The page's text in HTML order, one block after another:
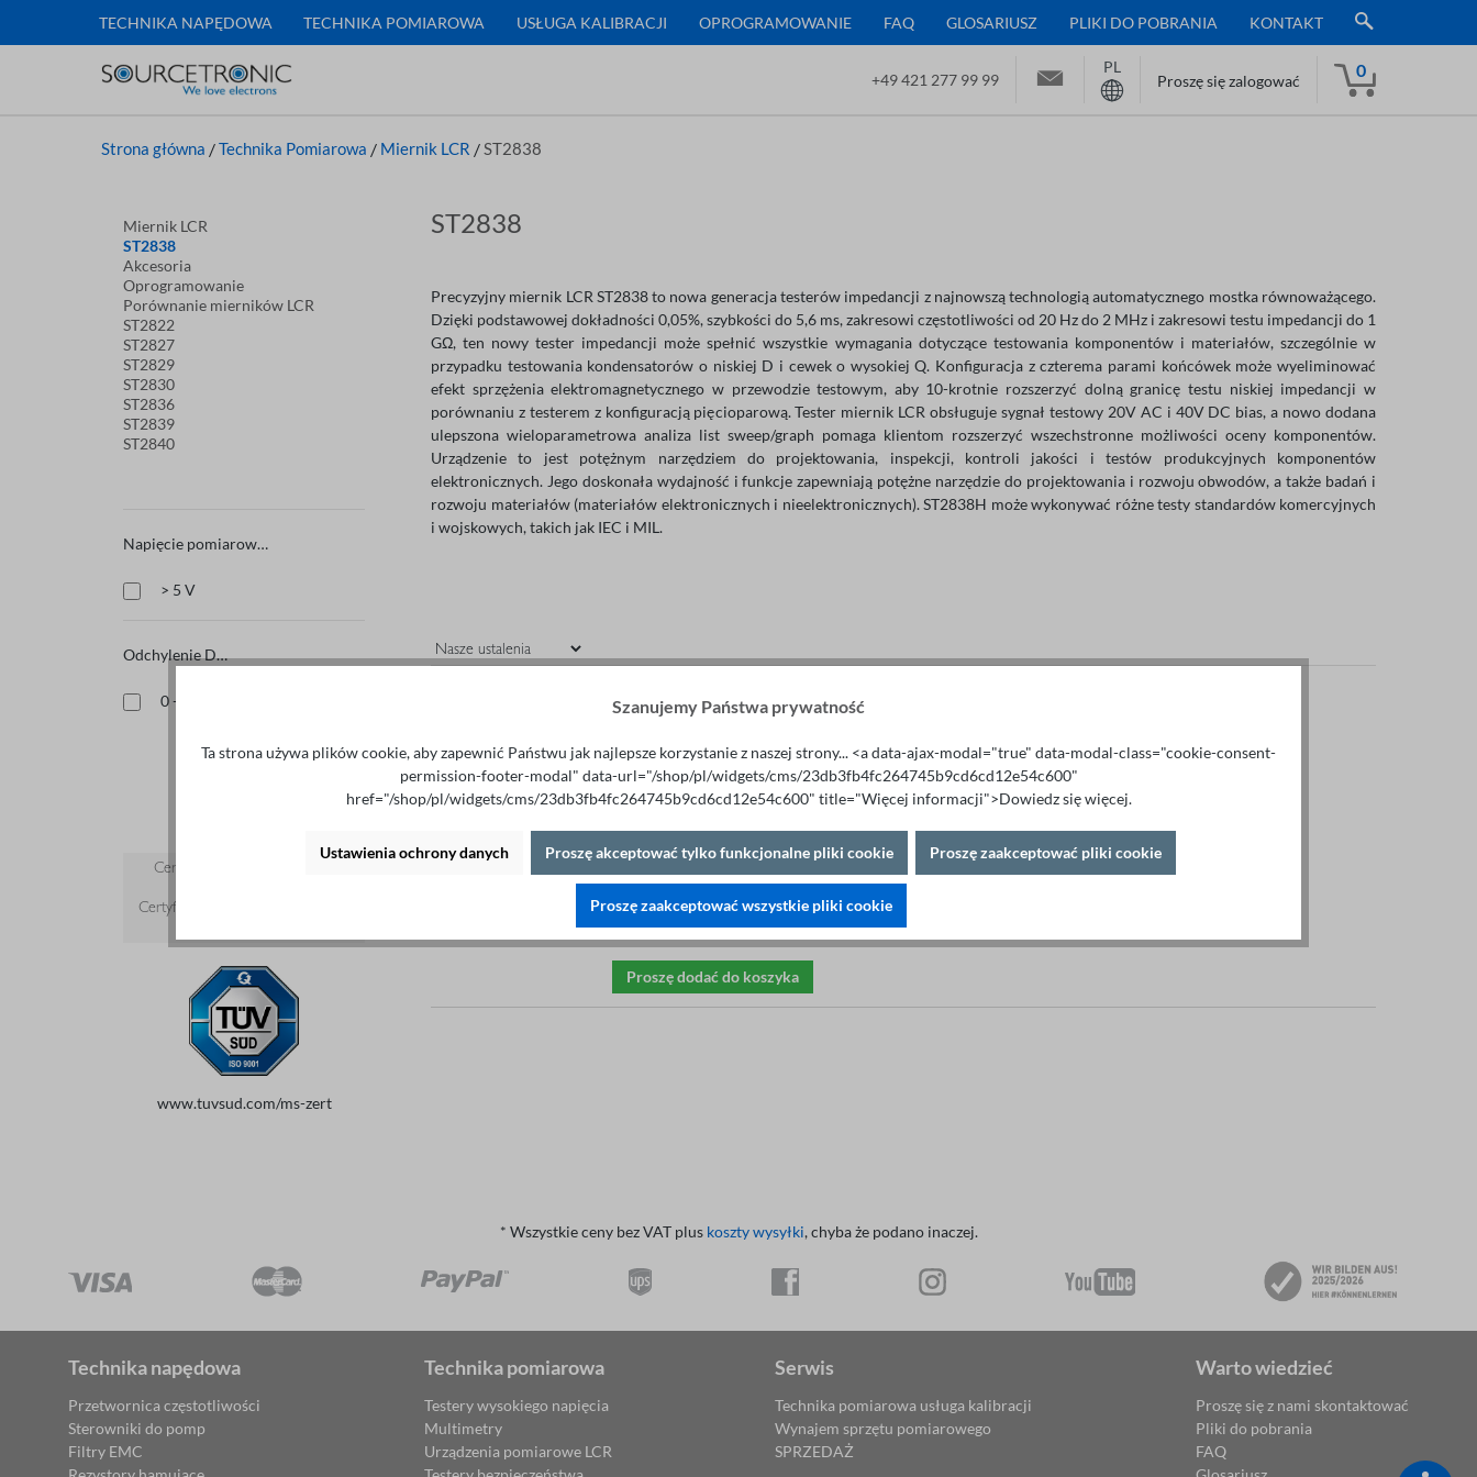
TECHNIKA NAPĘDOWA TECHNIKA POMIAROWA USŁUGA KALIBRACJI OPROGRAMOWANIE FAQ GLOSARIUSZ PLIKI DO POBRANIA KONTAKT
+49 421 277 99 99
PL
Proszę się zalogować
0
Strona główna /Technika Pomiarowa / Miernik LCR /ST2838
Miernik LCR
ST2838
Akcesoria
Oprogramowanie
Porównanie mierników LCR
ST2822
ST2827
ST2829
ST2830
ST2836
ST2839
ST2840
Napięcie pomiarowe
> 5 V
Odchylenie DC
0 - 40 V / 0 - 100 mA
Certyfikowany zgodnie z ISO
Certyfikowany system zarządzania
www.tuvsud.com/ms-zert
ST2838
Precyzyjny miernik LCR ST2838 to nowa generacja testerów impedancji z najnowszą technologią automatycznego mostka równoważącego.
Dzięki podstawowej dokładności 0,05%, szybkości do 5,6 ms, zakresowi częstotliwości od 20 Hz do 2 MHz i zakresowi testu impedancji do 1
GΩ, ten nowy tester impedancji może spełnić wszystkie wymagania dotyczące testowania komponentów i materiałów, szczególnie w
przypadku testowania kondensatorów o niskiej D i cewek o wysokiej Q. Konfiguracja z czterema parami końcówek może wyeliminować
efekt sprzężenia elektromagnetycznego w przewodzie testowym, aby 10-krotnie rozszerzyć dolną granicę testu niskiej impedancji w
porównaniu z testerem z konfiguracją pięcioparową. Tester miernik LCR obsługuje sygnał testowy 20V AC i 40V DC bias, a nowo dodana
ulepszona wieloparametrowa analiza list sweep/graph pomaga klientom rozszerzyć wszechstronne możliwości oceny komponentów.
Urządzenie to jest potężnym narzędziem do projektowania, inspekcji, kontroli jakości i testów produkcyjnych komponentów
elektronicznych. Jego doskonała wydajność i funkcje zapewniają potężne narzędzie do projektowania i rozwoju obwodów, a także badań i
rozwoju materiałów (materiałów elektronicznych i nieelektronicznych). ST2838H może wykonywać różne testy standardów komercyjnych
i wojskowych, takich jak IEC i MIL.
Mostek pomiarowy LCR ST2838H
11 990,00 €*
Dokładność: 0.05%
Zakres częstotliwości: 20 Hz – 2 MHz
DCR: 0.00001 Ω – 99.9999 MΩ
Rozdzielczość: 6 cyfr
Wyświetlacz: kolorowy TFT 7“
Dodatkowo: Wysoka dokładność, 4TP, DC Bias: ±40 V, poziom sygnału 20 Vrms, w tym akcesoria
Proszę dodać do koszyka
* Wszystkie ceny bez VAT plus koszty wysyłki, chyba że podano inaczej.
Technika napędowa
Przetwornica częstotliwości
Sterowniki do pomp
Filtry EMC
Technika pomiarowa
Testery wysokiego napięcia
Multimetry
Urządzenia pomiarowe LCR
Serwis
Technika pomiarowa usługa kalibracji
Wynajem sprzętu pomiarowego
SPRZEDAŻ
Warto wiedzieć
Proszę się z nami skontaktować
Pliki do pobrania
FAQ
Szanujemy Państwa prywatność
Ta strona używa plików cookie, aby zapewnić Państwu jak najlepsze korzystanie z naszej strony... <a data-ajax-modal="true" data-modal-class="cookie-consent-
permission-footer-modal" data-url="/shop/pl/widgets/cms/23db3fb4fc264745b9cd6cd12e54c600"
href="/shop/pl/widgets/cms/23db3fb4fc264745b9cd6cd12e54c600" title="Więcej informacji">Dowiedz się więcej.
Ustawienia ochrony danych Proszę akceptować tylko funkcjonalne pliki cookie Proszę zaakceptować pliki cookie
Proszę zaakceptować wszystkie pliki cookie